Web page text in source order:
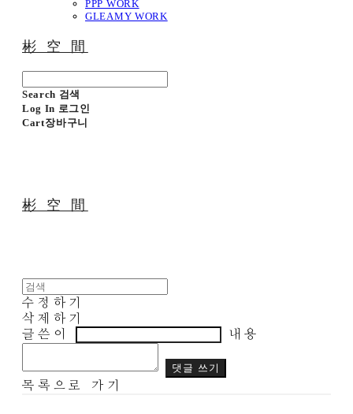
PPP WORK
GLEAMY WORK
彬 空 間
Search 검색
Log In 로그인
Cart장바구니
彬 空 間
수정하기
삭제하기
글쓴이
내용
댓글 쓰기
목록으로 가기